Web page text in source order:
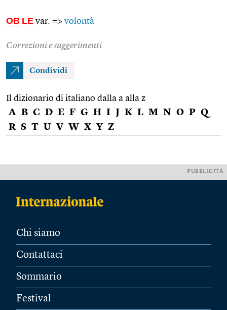
OB LE var. => volontà
Correzioni e suggerimenti
Condividi
Il dizionario di italiano dalla a alla z
A B C D E F G H I J K L M N O P Q
R S T U V W X Y Z
PUBBLICITÀ
Chi siamo
Contattaci
Sommario
Festival